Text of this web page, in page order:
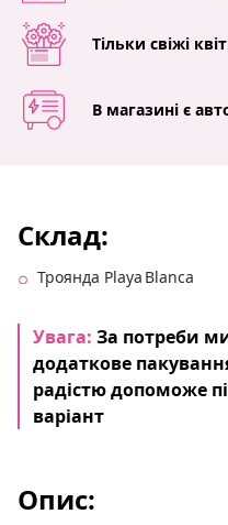
Тільки свіжі
В магазині є
Склад:
Троянда Playa Blanca
Увага: За потреби
додаткове
радістю допоможе
варіант
Опис: